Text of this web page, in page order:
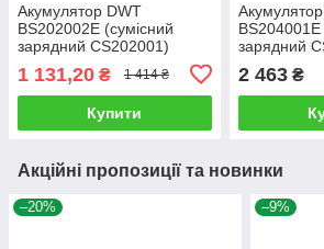
Акумулятор DWT
BS202002E (сумісний
зарядний CS202001)
1 131,20 ₴ 1 414 ₴
Купити
BS204001E
зарядний
2 463₴
Акційні пропозиції та новинки
–20% –9%